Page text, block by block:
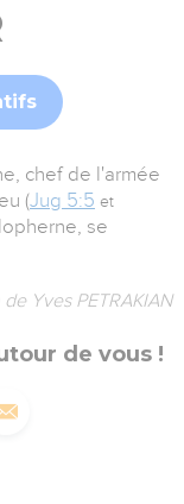
chef de l'armée
(Jug 5:5 et
se
Yves PETRAKIAN
de vous !